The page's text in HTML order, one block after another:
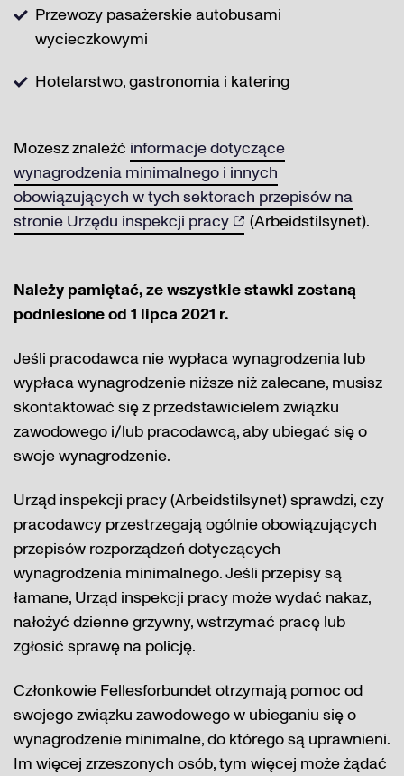
Przewozy pasażerskie autobusami
wycieczkowymi
Hotelarstwo, gastronomia i katering
Możesz znaleźć informacje dotyczące
wynagrodzenia minimalnego i innych
obowiązujących w tych sektorach przepisów na
stronie Urzędu inspekcji pracy
(Arbeidstilsynet).
Należy pamiętać, ze wszystkie stawki zostaną
podniesione od 1 lipca 2021 r.
Jeśli pracodawca nie wypłaca wynagrodzenia lub
wypłaca wynagrodzenie niższe niż zalecane, musisz
skontaktować się z przedstawicielem związku
zawodowego i/lub pracodawcą, aby ubiegać się o
swoje wynagrodzenie.
Urząd inspekcji pracy (Arbeidstilsynet) sprawdzi, czy
pracodawcy przestrzegają ogólnie obowiązujących
przepisów rozporządzeń dotyczących
wynagrodzenia minimalnego. Jeśli przepisy są
łamane, Urząd inspekcji pracy może wydać nakaz,
nałożyć dzienne grzywny, wstrzymać pracę lub
zgłosić sprawę na policję.
Członkowie Fellesforbundet otrzymają pomoc od
swojego związku zawodowego w ubieganiu się o
wynagrodzenie minimalne, do którego są uprawnieni.
Im więcej zrzeszonych osób, tym więcej może żądać